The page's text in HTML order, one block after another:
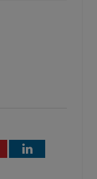
LinkedIn